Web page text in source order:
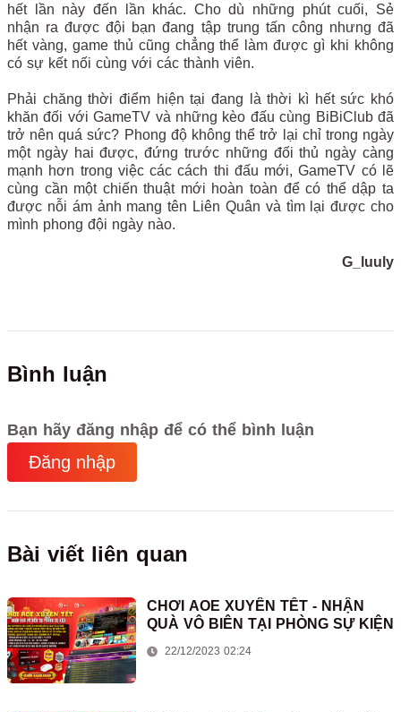
hết lần này đến lần khác. Cho dù những phút cuối, Sẻ
nhận ra được đội bạn đang tập trung tấn công nhưng đã
hết vàng, game thủ cũng chẳng thể làm được gì khi không
có sự kết nối cùng với các thành viên.
Phải chăng thời điểm hiện tại đang là thời kì hết sức khó
khăn đối với GameTV và những kèo đấu cùng BiBiClub đã
trở nên quá sức? Phong độ không thể trở lại chỉ trong ngày
một ngày hai được, đứng trước những đối thủ ngày càng
mạnh hơn trong việc các cách thi đấu mới, GameTV có lẽ
cùng cần một chiến thuật mới hoàn toàn để có thể dập ta
được nỗi ám ảnh mang tên Liên Quân và tìm lại được cho
mình phong đội ngày nào.
G_luuly
Bình luận
Bạn hãy đăng nhập để có thể bình luận
Đăng nhập
Bài viết liên quan
CHƠI AOE XUYÊN TẾT - NHẬN
QUÀ VÔ BIÊN TẠI PHÒNG SỰ KIỆN
22/12/2023 02:24